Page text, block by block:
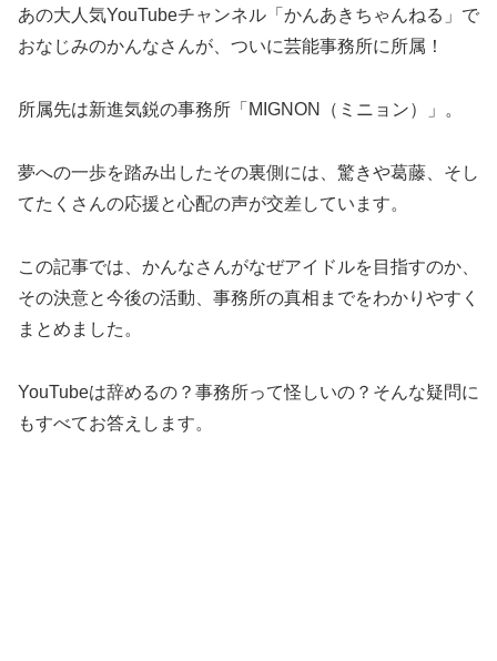
あの大人気YouTubeチャンネル「かんあきちゃんねる」で
おなじみのかんなさんが、ついに芸能事務所に所属！
所属先は新進気鋭の事務所「MIGNON（ミニョン）」。
夢への一歩を踏み出したその裏側には、驚きや葛藤、そし
てたくさんの応援と心配の声が交差しています。
この記事では、かんなさんがなぜアイドルを目指すのか、
その決意と今後の活動、事務所の真相までをわかりやすく
まとめました。
YouTubeは辞めるの？事務所って怪しいの？そんな疑問に
もすべてお答えします。